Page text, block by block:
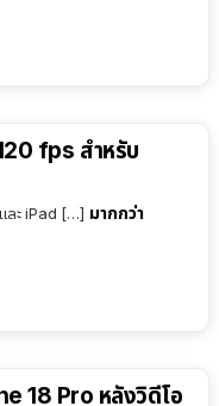
fps สำหรับ
และ iPad […] มากกว่า
18 Pro หลังวิดีโอ